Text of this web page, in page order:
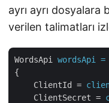
ayrı ayrı dosyalara
verilen talimatları
WordsApi
wordsApi =
{
ClientId
=
ClientSecret =